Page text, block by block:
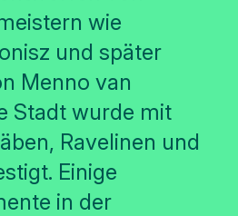
wie
und später
Menno van
Stadt wurde mit
Ravelinen und
Einige
in der